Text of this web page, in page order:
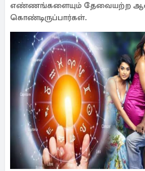
எண்ணங்களையும் தேவையற்ற
கொண்டிருப்பார்கள்.